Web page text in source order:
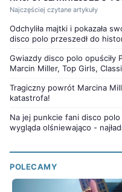
Najczęściej czytane artykuły
Odchyliła majtki i pokazała
disco polo przeszedł do
Gwiazdy disco polo opuściły
Marcin Miller, Top Girls,
Tragiczny powrót Marcina
katastrofa!
Na jej punkcie fani disco
wygląda olśniewająco -
POLECAMY